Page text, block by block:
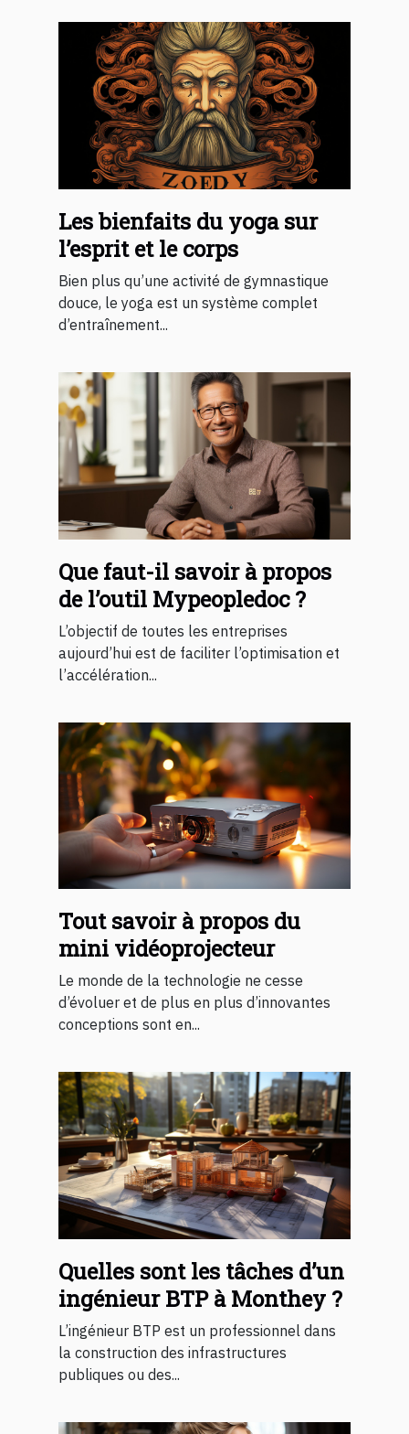
Les bienfaits du yoga sur
l’esprit et le corps
Bien plus qu’une activité de gymnastique
douce, le yoga est un système complet
d’entraînement...
Que faut-il savoir à propos
de l’outil Mypeopledoc ?
L’objectif de toutes les entreprises
aujourd’hui est de faciliter l’optimisation et
l’accélération...
Tout savoir à propos du
mini vidéoprojecteur
Le monde de la technologie ne cesse
d’évoluer et de plus en plus d’innovantes
conceptions sont en...
Quelles sont les tâches d’un
ingénieur BTP à Monthey ?
L’ingénieur BTP est un professionnel dans
la construction des infrastructures
publiques ou des...